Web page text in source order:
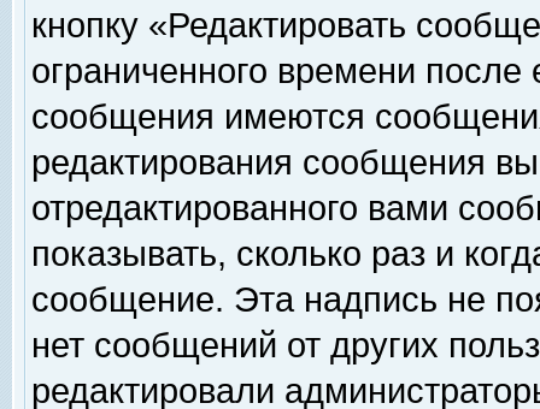
кнопку «Редактировать
ограниченного времени
сообщения имеются
редактирования сообщения
отредактированного вами
показывать, сколько раз и
сообщение. Эта надпись не
нет сообщений от других
редактировали